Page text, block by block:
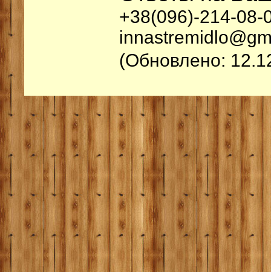
+38(096)-214-08-
(Обновлено: